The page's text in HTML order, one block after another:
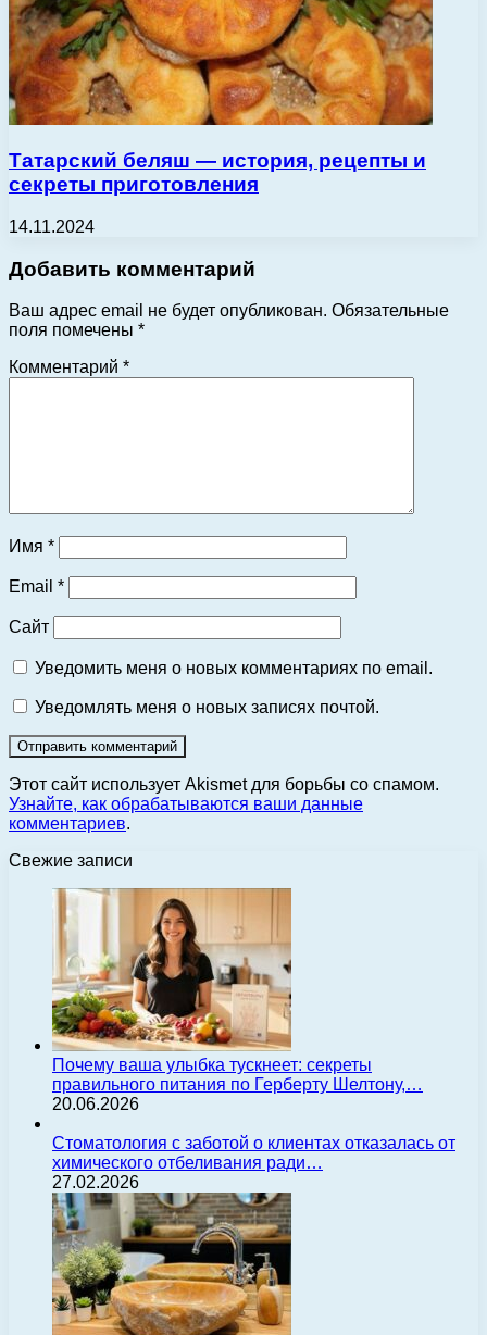
Татарский беляш — история, рецепты и
секреты приготовления
14.11.2024
Добавить комментарий
Ваш адрес email не будет опубликован. Обязательные
поля помечены *
Комментарий *
Имя *
Email *
Сайт
Уведомить меня о новых комментариях по email.
Уведомлять меня о новых записях почтой.
Этот сайт использует Akismet для борьбы со спамом.
Узнайте, как обрабатываются ваши данные
комментариев.
Свежие записи
Почему ваша улыбка тускнеет: секреты
правильного питания по Герберту Шелтону,…
20.06.2026
Стоматология с заботой о клиентах отказалась от
химического отбеливания ради…
27.02.2026